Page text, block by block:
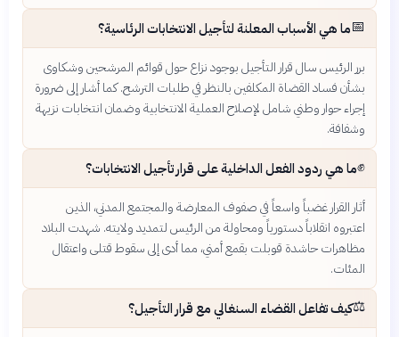
📅ما هي الأسباب المعلنة لتأجيل الانتخابات الرئاسية؟
برر الرئيس سال قرار التأجيل بوجود نزاع حول قوائم المرشحين وشكاوى
بشأن فساد القضاة المكلفين بالنظر في طلبات الترشح. كما أشار إلى ضرورة
إجراء حوار وطني شامل لإصلاح العملية الانتخابية وضمان انتخابات نزيهة
وشفافة.
✊ما هي ردود الفعل الداخلية على قرار تأجيل الانتخابات؟
أثار القرار غضباً واسعاً في صفوف المعارضة والمجتمع المدني، الذين
اعتبروه انقلاباً دستورياً ومحاولة من الرئيس لتمديد ولايته. شهدت البلاد
مظاهرات حاشدة قوبلت بقمع أمني، مما أدى إلى سقوط قتلى واعتقال
المئات.
⚖️كيف تفاعل القضاء السنغالي مع قرار التأجيل؟